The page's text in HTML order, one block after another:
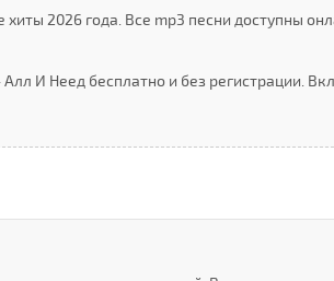
2026 года. Все mp3 песни доступны
И Неед бесплатно и без регистрации.